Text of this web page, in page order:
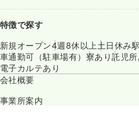
特徴で探す
新規オープン4週8休以上 土日休み
車通勤可（駐車場有） 寮あり託児所
電子カルテあり
会社概要
事業所案内